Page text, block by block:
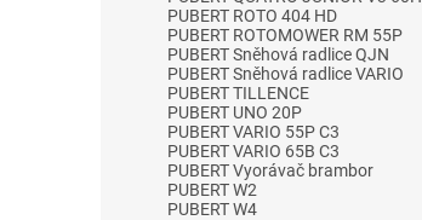
PUBERT ROTO 404 HD
PUBERT ROTOMOWER RM 55P
PUBERT Sněhová radlice QJN
PUBERT Sněhová radlice VARIO
PUBERT TILLENCE
PUBERT UNO 20P
PUBERT VARIO 55P C3
PUBERT VARIO 65B C3
PUBERT Vyorávač brambor
PUBERT W2
PUBERT W4